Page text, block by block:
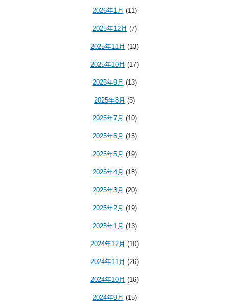
2026年1月 (11)
2025年12月 (7)
2025年11月 (13)
2025年10月 (17)
2025年9月 (13)
2025年8月 (5)
2025年7月 (10)
2025年6月 (15)
2025年5月 (19)
2025年4月 (18)
2025年3月 (20)
2025年2月 (19)
2025年1月 (13)
2024年12月 (10)
2024年11月 (26)
2024年10月 (16)
2024年9月 (15)